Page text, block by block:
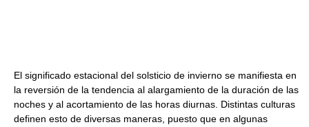
El significado estacional del solsticio de invierno se manifiesta en
la reversión de la tendencia al alargamiento de la duración de las
noches y al acortamiento de las horas diurnas. Distintas culturas
definen esto de diversas maneras, puesto que en algunas